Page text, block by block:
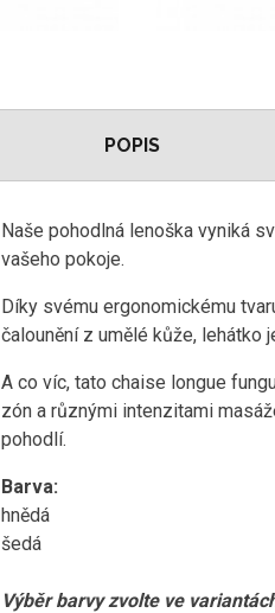
POPIS
Naše pohodlná lenoška vyniká
vašeho pokoje.
Díky svému ergonomickému
čalounění z umělé kůže, lehátko
A co víc, tato chaise longue
zón a různými intenzitami
pohodlí.
Barva:
hnědá
šedá
Výběr barvy zvolte ve